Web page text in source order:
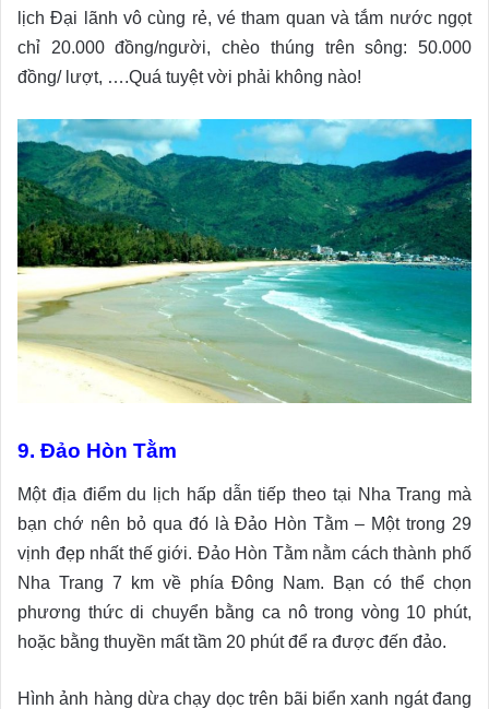
lịch Đại lãnh vô cùng rẻ, vé tham quan và tắm nước ngọt
chỉ 20.000 đồng/người, chèo thúng trên sông: 50.000
đồng/ lượt, ….Quá tuyệt vời phải không nào!
9. Đảo Hòn Tằm
Một địa điểm du lịch hấp dẫn tiếp theo tại Nha Trang mà
bạn chớ nên bỏ qua đó là Đảo Hòn Tằm – Một trong 29
vịnh đẹp nhất thế giới. Đảo Hòn Tằm nằm cách thành phố
Nha Trang 7 km về phía Đông Nam. Bạn có thể chọn
phương thức di chuyển bằng ca nô trong vòng 10 phút,
hoặc bằng thuyền mất tầm 20 phút để ra được đến đảo.
Hình ảnh hàng dừa chạy dọc trên bãi biển xanh ngát đang